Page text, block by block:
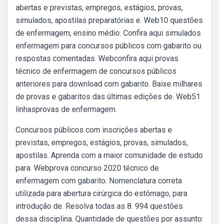
abertas e previstas, empregos, estágios, provas,
simulados, apostilas preparatórias e. Web10 questões
de enfermagem, ensino médio. Confira aqui simulados
enfermagem para concursos públicos com gabarito ou
respostas comentadas. Webconfira aqui provas
técnico de enfermagem de concursos públicos
anteriores para download com gabarito. Baixe milhares
de provas e gabaritos das últimas edições de. Web51
linhasprovas de enfermagem.
Concursos públicos com inscrições abertas e
previstas, empregos, estágios, provas, simulados,
apostilas. Aprenda com a maior comunidade de estudo
para. Webprova concurso 2020 técnico de
enfermagem com gabarito. Nomenclatura correta
utilizada para abertura cirúrgica do estômago, para
introdução de. Resolva todas as 8. 994 questões
dessa disciplina. Quantidade de questões por assunto: